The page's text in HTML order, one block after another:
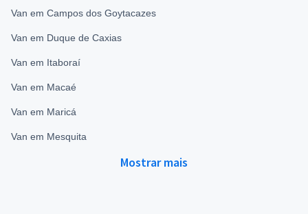
Van em Campos dos Goytacazes
Van em Duque de Caxias
Van em Itaboraí
Van em Macaé
Van em Maricá
Van em Mesquita
Mostrar mais